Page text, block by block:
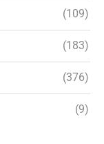
(109)
(183)
(376)
(9)